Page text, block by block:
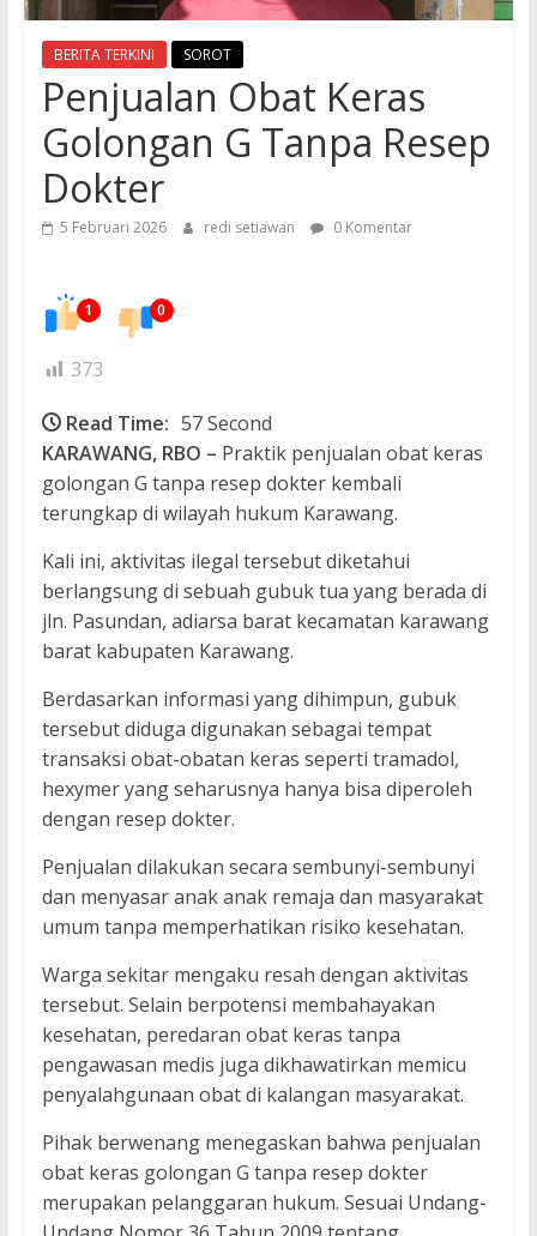
BERITA TERKINI SOROT
Penjualan Obat Keras
Golongan G Tanpa Resep
Dokter
5 Februari 2026 redi setiawan 0 Komentar
1 0
373
Read Time: 57 Second
KARAWANG, RBO – Praktik penjualan obat keras
golongan G tanpa resep dokter kembali
terungkap di wilayah hukum Karawang.
Kali ini, aktivitas ilegal tersebut diketahui
berlangsung di sebuah gubuk tua yang berada di
jln. Pasundan, adiarsa barat kecamatan karawang
barat kabupaten Karawang.
Berdasarkan informasi yang dihimpun, gubuk
tersebut diduga digunakan sebagai tempat
transaksi obat-obatan keras seperti tramadol,
hexymer yang seharusnya hanya bisa diperoleh
dengan resep dokter.
Penjualan dilakukan secara sembunyi-sembunyi
dan menyasar anak anak remaja dan masyarakat
umum tanpa memperhatikan risiko kesehatan.
Warga sekitar mengaku resah dengan aktivitas
tersebut. Selain berpotensi membahayakan
kesehatan, peredaran obat keras tanpa
pengawasan medis juga dikhawatirkan memicu
penyalahgunaan obat di kalangan masyarakat.
Pihak berwenang menegaskan bahwa penjualan
obat keras golongan G tanpa resep dokter
merupakan pelanggaran hukum. Sesuai Undang-